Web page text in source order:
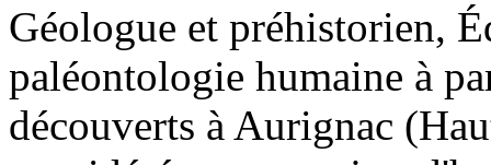
Géologue et préhistorien,
paléontologie humaine à
découverts à Aurignac